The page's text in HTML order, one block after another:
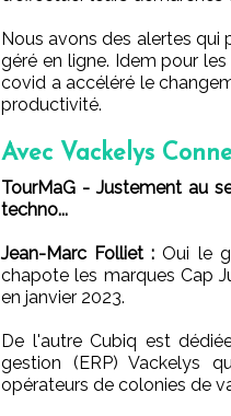
Nous avons des alertes qui
géré en ligne. Idem pour
covid a accéléré le
productivité.
Avec Vackelys
TourMaG - Justement au
techno...
Jean-Marc Folliet : Oui le
chapote les marques Cap
en janvier 2023.
De l'autre Cubiq est
gestion (ERP) Vackelys
opérateurs de colonies de